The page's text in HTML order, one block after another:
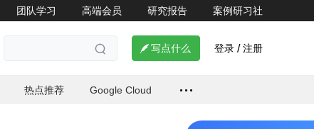
团队学习 高端会员 研究报告 案例研习社
  写点什么 登录 / 注册
热点推荐 Google Cloud